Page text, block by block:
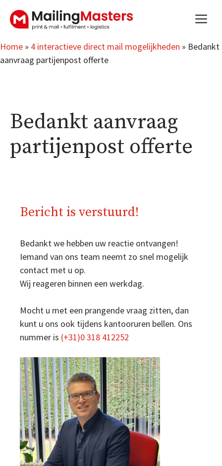
Home » 4 interactieve direct mail mogelijkheden » Bedankt
aanvraag partijenpost offerte
Bedankt aanvraag
partijenpost offerte
Bericht is verstuurd!
Bedankt we hebben uw reactie ontvangen!
Iemand van ons team neemt zo snel mogelijk
contact met u op.
Wij reageren binnen een werkdag.
Mocht u met een prangende vraag zitten, dan
kunt u ons ook tijdens kantooruren bellen. Ons
nummer is (+31)0 318 412252